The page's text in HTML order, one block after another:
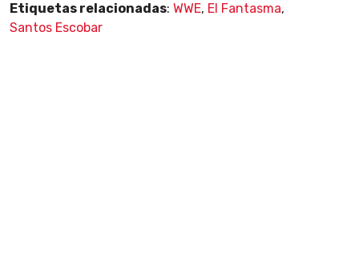
Etiquetas relacionadas: WWE, El Fantasma,
Santos Escobar